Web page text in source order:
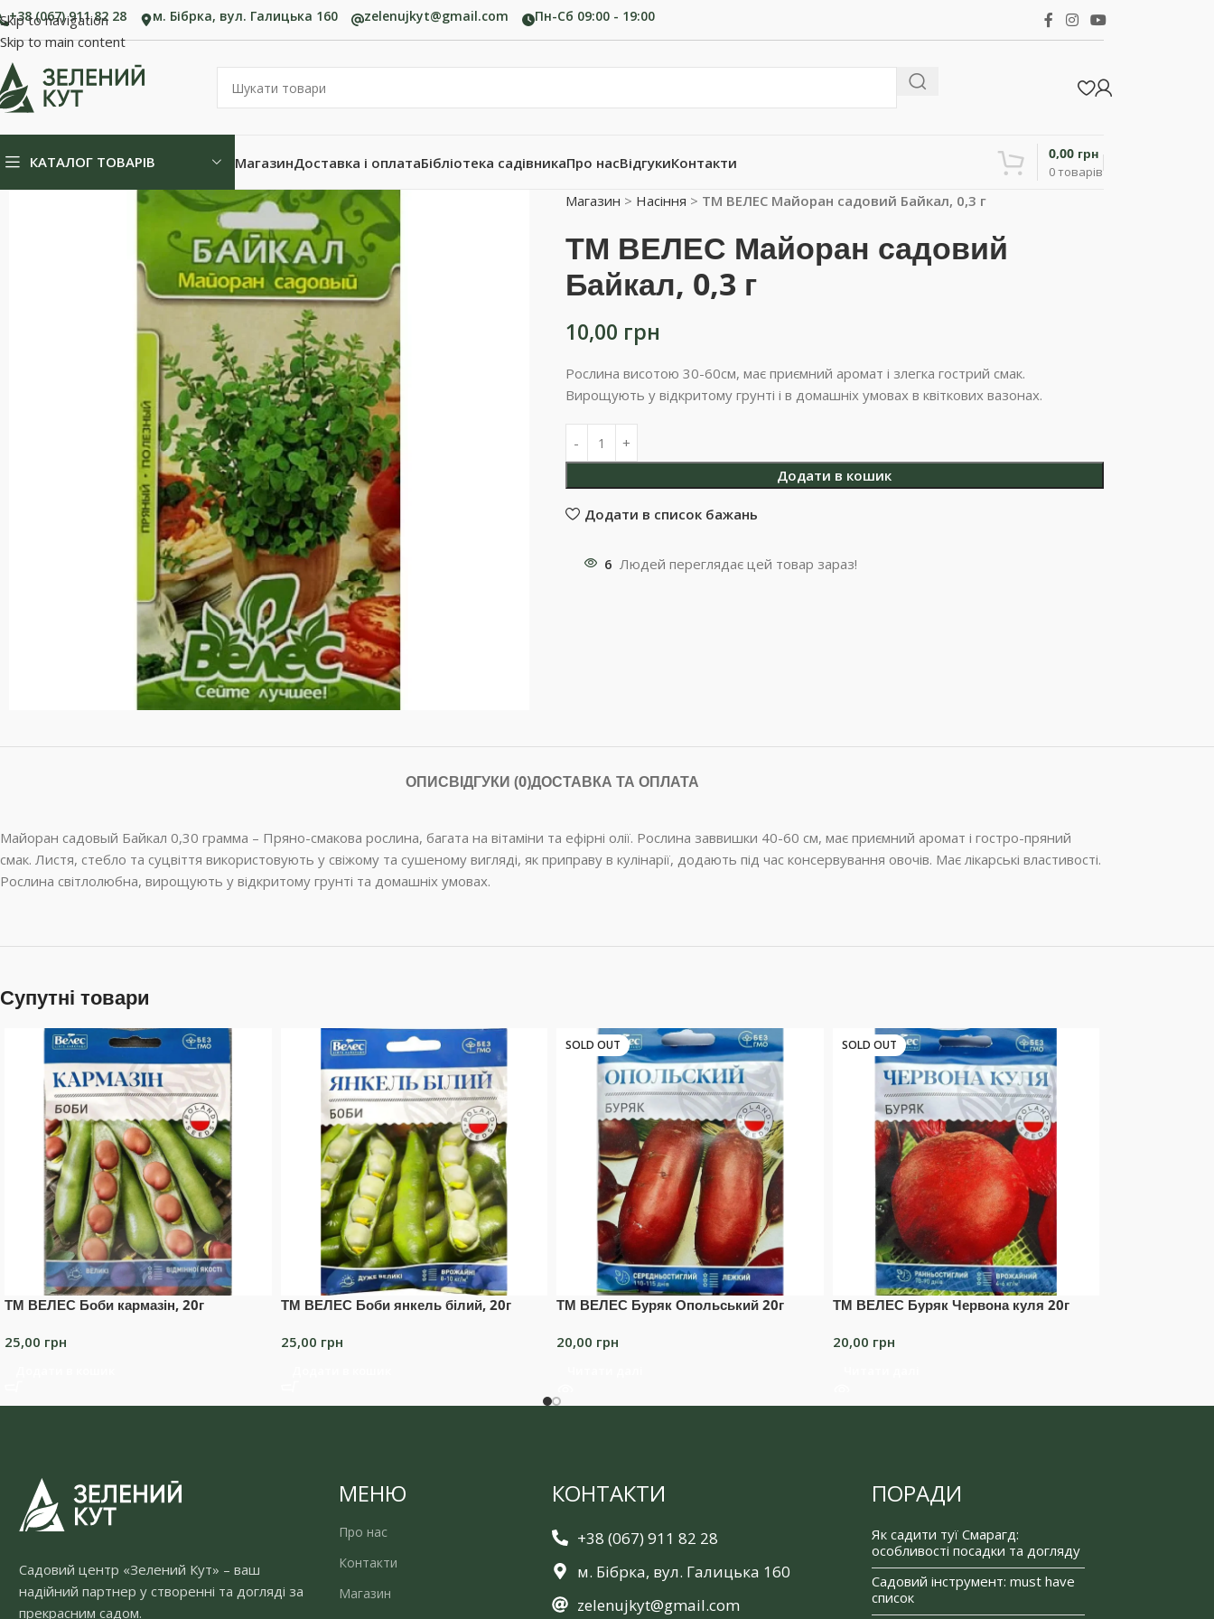
Skip to navigation
Skip to main content
+38 (067) 911 82 28 м. Бібрка, вул. Галицька 160 zelenujkyt@gmail.com Пн-Сб 09:00 - 19:00
КАТАЛОГ ТОВАРІВ МагазинДоставка і оплатаБібліотека садівникаПро насВідгукиКонтакти
0товарів
0,00 грн
Магазин > Насіння > ТМ ВЕЛЕС Майоран садовий Байкал, 0,3 г
ТМ ВЕЛЕС Майоран садовий
Байкал, 0,3 г
10,00 грн
Рослина висотою 30-60см, має приємний аромат і злегка гострий смак.
Вирощують у відкритому грунті і в домашніх умовах в квіткових вазонах.
Додати в кошик
Додати в список бажань
6 Людей переглядає цей товар зараз!
ОПИСВІДГУКИ (0)ДОСТАВКА ТА ОПЛАТА
Майоран садовый Байкал 0,30 грамма – Пряно-смакова рослина, багата на вітаміни та ефірні олії. Рослина заввишки 40-60 см, має приємний аромат і гостро-пряний
смак. Листя, стебло та суцвіття використовують у свіжому та сушеному вигляді, як приправу в кулінарії, додають під час консервування овочів. Має лікарські властивості.
Рослина світлолюбна, вирощують у відкритому грунті та домашніх умовах.
Супутні товари
ТМ ВЕЛЕС Боби кармазін, 20г
25,00 грн
ТМ ВЕЛЕС Боби янкель білий, 20г
25,00 грн
SOLD OUT
ТМ ВЕЛЕС Буряк Опольський 20г
20,00 грн
SOLD OUT
ТМ ВЕЛЕС Буряк Червона куля 20г
20,00 грн
Садовий центр «Зелений Кут» – ваш
надійний партнер у створенні та догляді за
прекрасним садом.
МЕНЮ
Про нас
Контакти
Магазин
КОНТАКТИ
+38 (067) 911 82 28
м. Бібрка, вул. Галицька 160
zelenujkyt@gmail.com
ПОРАДИ
Як садити туї Смарагд:
особливості посадки та догляду
Садовий інструмент: must have
список